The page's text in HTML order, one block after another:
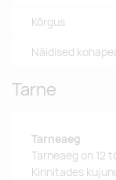
Kõrgus
Näidised
Tarne
Tarneaeg
Tarneaeg on 12
Kinnitades